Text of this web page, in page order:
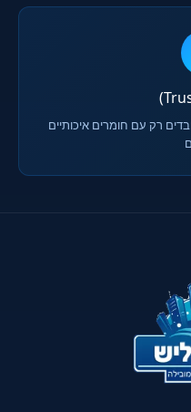
רק עם חומרים איכותיים